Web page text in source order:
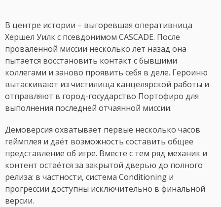
В центре истории – выгоревшая оперативница
Хершел Уилк с псевдонимом CASCADE. После
проваленной миссии несколько лет назад она
пытается восстановить контакт с бывшими
коллегами и заново проявить себя в деле. Героиню
вытаскивают из чистилища канцелярской работы и
отправляют в город-государство Портофиро для
выполнения последней отчаянной миссии.
Демоверсия охватывает первые несколько часов
геймплея и даёт возможность составить общее
представление об игре. Вместе с тем ряд механик и
контент остаётся за закрытой дверью до полного
релиза: в частности, система Conditioning и
прогрессии доступны исключительно в финальной
версии.